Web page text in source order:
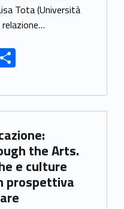
Tota (Università
relazione…
S
h
ar
e
the Arts.
e culture
prospettiva